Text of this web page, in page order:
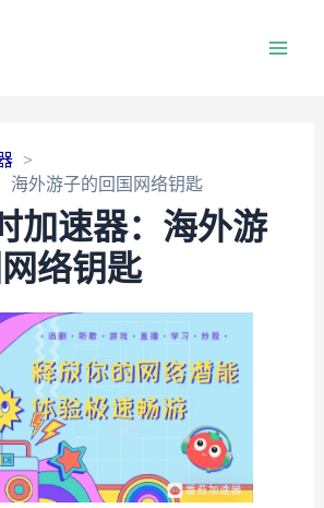
海外游子的回国网络钥匙
加速器：海外游
络钥匙